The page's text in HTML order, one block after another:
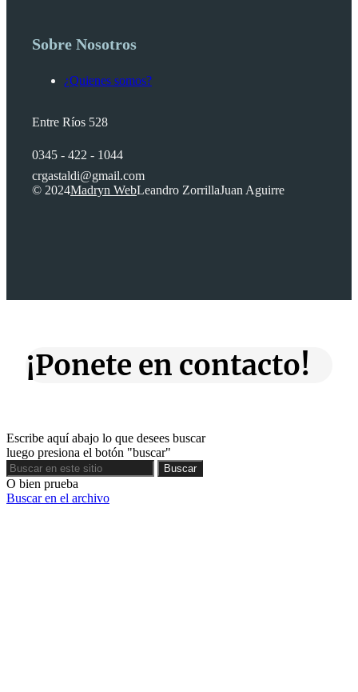
Sobre Nosotros
¿Quienes somos?
Entre Ríos 528
0345 - 422 - 1044
crgastaldi@gmail.com
© 2024Madryn WebLeandro ZorrillaJuan Aguirre
¡Ponete en contacto!
Escribe aquí abajo lo que desees buscar
luego presiona el botón "buscar"
Buscar
Buscar
O bien prueba
Buscar en el archivo